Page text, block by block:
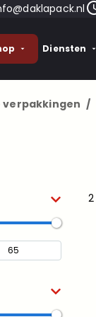
Diensten
verpakkingen /